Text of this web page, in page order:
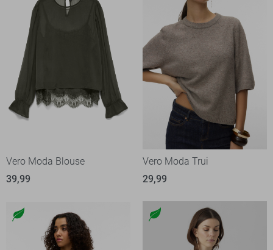
Vero Moda Blouse
39,99
Vero Moda Trui
29,99